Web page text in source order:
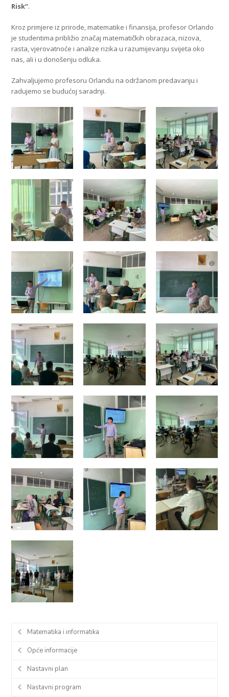
Risk“.
Kroz primjere iz prirode, matematike i finansija, profesor Orlando
je studentima približio značaj matematičkih obrazaca, nizova,
rasta, vjerovatnoće i analize rizika u razumijevanju svijeta oko
nas, ali i u donošenju odluka.
Zahvaljujemo profesoru Orlandu na održanom predavanju i
radujemo se budućoj saradnji.
Matematika i informatika
Opće informacije
Nastavni plan
Nastavni program